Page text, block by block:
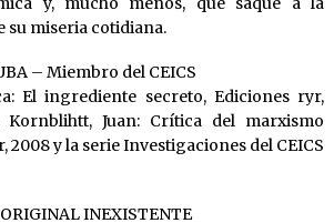
su miseria cotidiana.
– Miembro del CEICS
El ingrediente secreto, Ediciones ryr,
Kornblihtt, Juan: Crítica del marxismo
2008 y la serie Investigaciones del CEICS
INEXISTENTE